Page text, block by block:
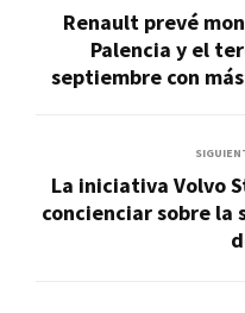
Renault prevé
Palencia y el
septiembre con
La iniciativa Volvo
concienciar sobre la